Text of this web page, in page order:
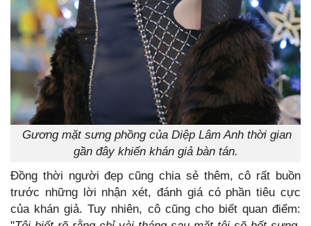
Gương mặt sưng phồng của Diệp Lâm Anh thời gian
gần đây khiến khán giả bàn tán.
Đồng thời người đẹp cũng chia sẻ thêm, cô rất buồn
trước những lời nhận xét, đánh giá có phần tiêu cực
của khán giả. Tuy nhiên, cô cũng cho biết quan điểm: